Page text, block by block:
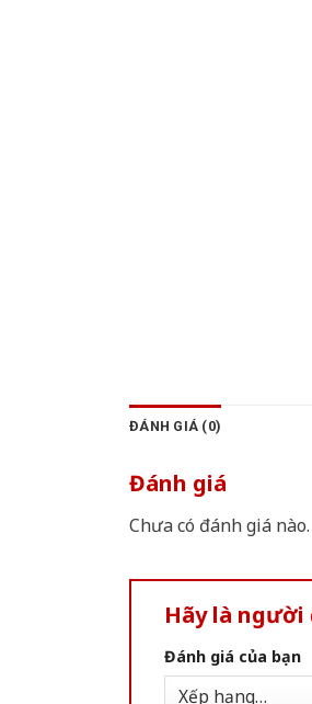
ĐÁNH GIÁ (0)
Đánh giá
Chưa có đánh giá nào.
Hãy là người
Đánh giá của bạn